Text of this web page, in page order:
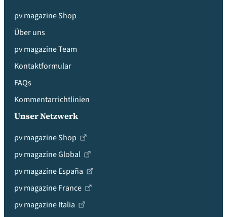
pv magazine Shop
Über uns
pv magazine Team
Kontaktformular
FAQs
Kommentarrichtlinien
Unser Netzwerk
pv magazine Shop
pv magazine Global
pv magazine España
pv magazine France
pv magazine Italia